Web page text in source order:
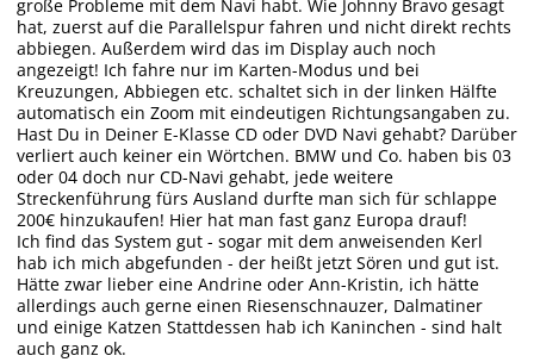
große Probleme mit dem Navi habt. Wie Johnny Bravo gesagt
hat, zuerst auf die Parallelspur fahren und nicht direkt rechts
abbiegen. Außerdem wird das im Display auch noch
angezeigt! Ich fahre nur im Karten-Modus und bei
Kreuzungen, Abbiegen etc. schaltet sich in der linken Hälfte
automatisch ein Zoom mit eindeutigen Richtungsangaben zu.
Hast Du in Deiner E-Klasse CD oder DVD Navi gehabt? Darüber
verliert auch keiner ein Wörtchen. BMW und Co. haben bis 03
oder 04 doch nur CD-Navi gehabt, jede weitere
Streckenführung fürs Ausland durfte man sich für schlappe
200€ hinzukaufen! Hier hat man fast ganz Europa drauf!
Ich find das System gut - sogar mit dem anweisenden Kerl
hab ich mich abgefunden - der heißt jetzt Sören und gut ist.
Hätte zwar lieber eine Andrine oder Ann-Kristin, ich hätte
allerdings auch gerne einen Riesenschnauzer, Dalmatiner
und einige Katzen Stattdessen hab ich Kaninchen - sind halt
auch ganz ok.